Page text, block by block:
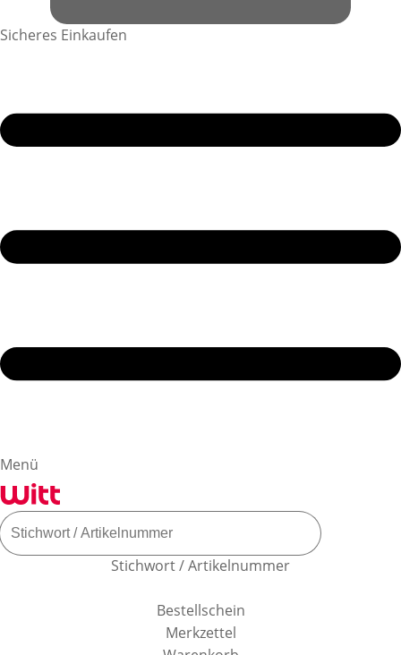
Sicheres Einkaufen
Menü
Stichwort / Artikelnummer
Bestellschein
Merkzettel